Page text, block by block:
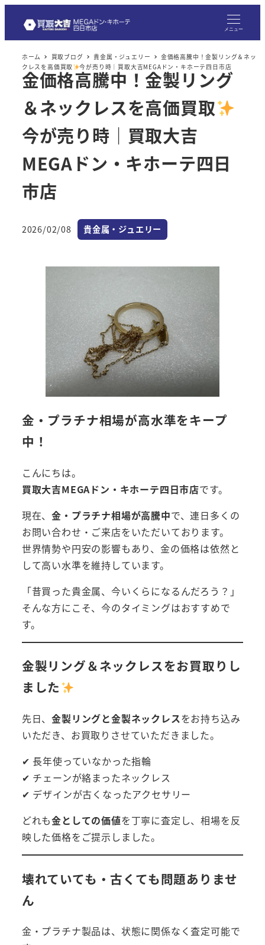
メニュー
ホーム 買取ブログ 貴金属・ジュエリー
金価格高騰中！金製リング＆ネッ
クレスを高価買取
今が売り時｜買取大吉MEGAドン・キホーテ四日市店
金価格高騰中！金製リング
＆ネックレスを高価買取
今が売り時｜買取大吉
MEGAドン・キホーテ四日
市店
投稿日
2026/02/08 カテゴリー
貴金属・ジュエリー
金・プラチナ相場が高水準をキープ
中！
こんにちは。
買取大吉MEGAドン・キホーテ四日市店です。
現在、金・プラチナ相場が高騰中で、連日多くの
お問い合わせ・ご来店をいただいております。
世界情勢や円安の影響もあり、金の価格は依然と
して高い水準を維持しています。
「昔買った貴金属、今いくらになるんだろう？」
そんな方にこそ、今のタイミングはおすすめで
す。
金製リング＆ネックレスをお買取りし
ました
先日、金製リングと金製ネックレスをお持ち込み
いただき、お買取りさせていただきました。
✔ 長年使っていなかった指輪
✔ チェーンが絡まったネックレス
✔ デザインが古くなったアクセサリー
どれも金としての価値を丁寧に査定し、相場を反
映した価格をご提示しました。
壊れていても・古くても問題ありませ
ん
金・プラチナ製品は、状態に関係なく査定可能で